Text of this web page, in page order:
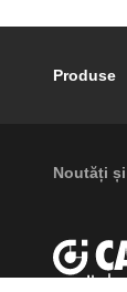
Produse
Noutăți